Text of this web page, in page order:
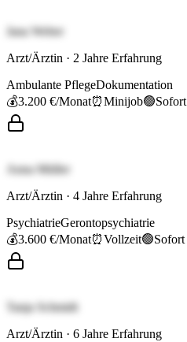
Jana Weber
Arzt/Ärztin · 2 Jahre Erfahrung
Ambulante PflegeDokumentation
💰3.200 €/Monat⏰Minijob🟢Sofort
Anna Müller
Arzt/Ärztin · 4 Jahre Erfahrung
PsychiatrieGerontopsychiatrie
💰3.600 €/Monat⏰Vollzeit🟢Sofort
Tanja Schmidt
Arzt/Ärztin · 6 Jahre Erfahrung